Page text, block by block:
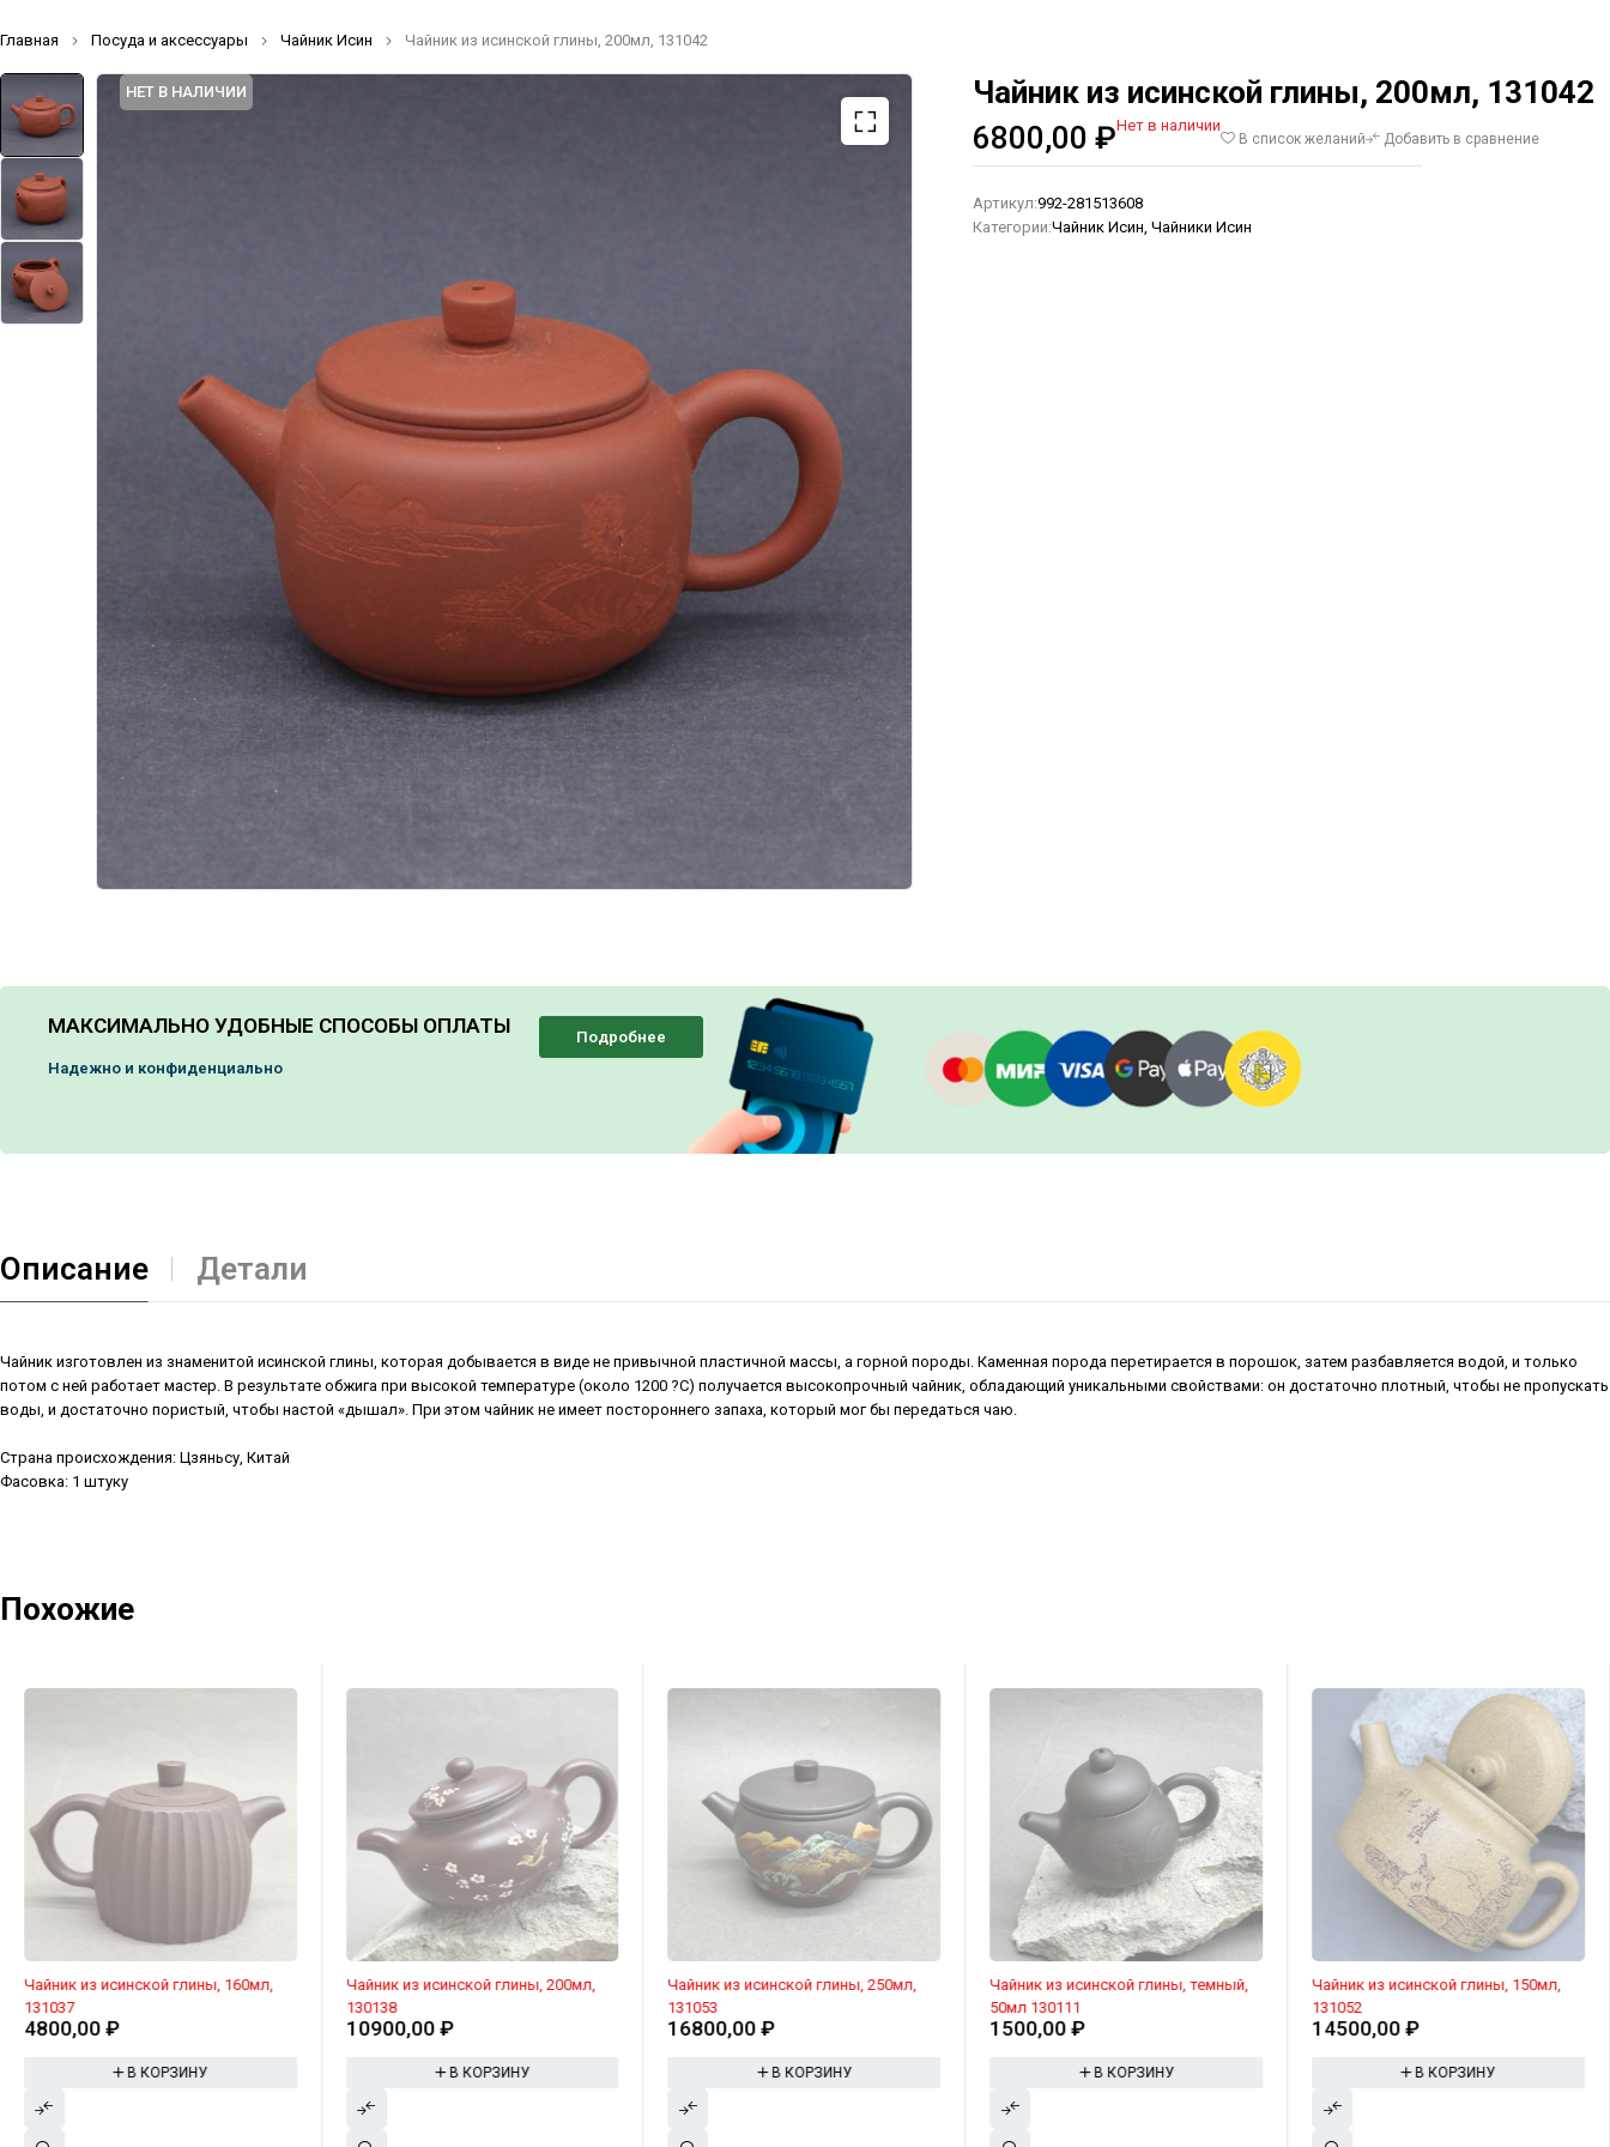
Главная Посуда и аксессуары Чайник Исин Чайник из исинской глины, 200мл, 131042
НЕТ В НАЛИЧИИ
Чайник из исинской глины, 200мл, 131042
6800,00 ₽Нет в наличии
В список желаний Добавить в сравнение
Артикул:992-281513608
Категории:Чайник Исин Чайники Исин
МАКСИМАЛЬНО УДОБНЫЕ СПОСОБЫ ОПЛАТЫ
Надежно и конфиденциально
Подробнее
Описание Детали
Чайник изготовлен из знаменитой исинской глины, которая добывается в виде не привычной пластичной массы, а горной породы. Каменная порода перетирается в порошок, затем разбавляется водой, и только
потом с ней работает мастер. В результате обжига при высокой температуре (около 1200 ?С) получается высокопрочный чайник, обладающий уникальными свойствами: он достаточно плотный, чтобы не пропускать
воды, и достаточно пористый, чтобы настой «дышал». При этом чайник не имеет постороннего запаха, который мог бы передаться чаю.
Страна происхождения: Цзяньсу, Китай
Фасовка: 1 штуку
Похожие
Чайник из исинской глины, 160мл,
131037
4800,00 ₽
В КОРЗИНУ
Чайник из исинской глины, 200мл,
130138
10900,00 ₽
В КОРЗИНУ
Чайник из исинской глины, 250мл,
131053
16800,00₽
В КОРЗИНУ
Чайник из исинской глины, темный,
50мл 130111
1500,00₽
В КОРЗИНУ
Чайник из исинской глины, 150мл,
131052
14500,00₽
В КОРЗИНУ